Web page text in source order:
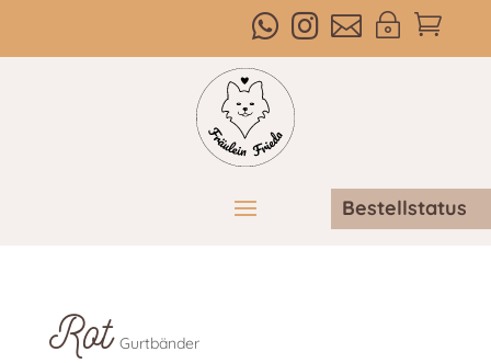

~



Bestellstatus
Rot Gurtbänder